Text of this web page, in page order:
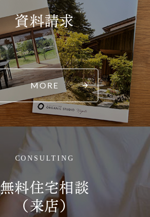
資料請求
MORE
CONSULTING
無料住宅相談
（来店）